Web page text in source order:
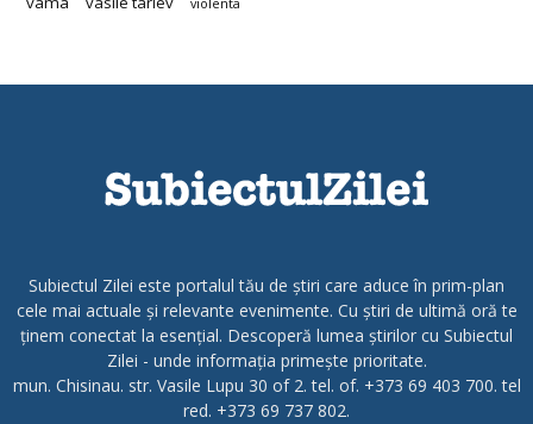
Subiectul Zilei este portalul tău de știri care aduce în prim-plan
cele mai actuale și relevante evenimente. Cu știri de ultimă oră te
ținem conectat la esențial. Descoperă lumea știrilor cu Subiectul
Zilei - unde informația primește prioritate.
mun. Chisinau. str. Vasile Lupu 30 of 2. tel. of. +373 69 403 700. tel
red. +373 69 737 802.